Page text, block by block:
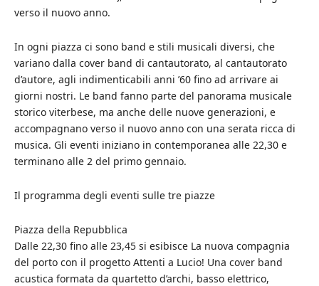
verso il nuovo anno.
In ogni piazza ci sono band e stili musicali diversi, che
variano dalla cover band di cantautorato, al cantautorato
d’autore, agli indimenticabili anni ’60 fino ad arrivare ai
giorni nostri. Le band fanno parte del panorama musicale
storico viterbese, ma anche delle nuove generazioni, e
accompagnano verso il nuovo anno con una serata ricca di
musica. Gli eventi iniziano in contemporanea alle 22,30 e
terminano alle 2 del primo gennaio.
Il programma degli eventi sulle tre piazze
Piazza della Repubblica
Dalle 22,30 fino alle 23,45 si esibisce La nuova compagnia
del porto con il progetto Attenti a Lucio! Una cover band
acustica formata da quartetto d’archi, basso elettrico,